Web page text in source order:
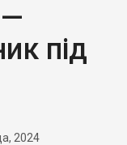
під
2024